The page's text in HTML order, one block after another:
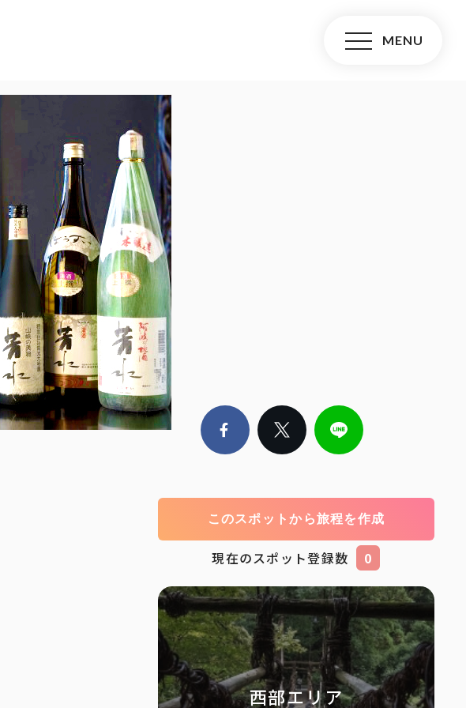
このスポットから旅程を作成
現在のスポット登録数 0
西部エリア